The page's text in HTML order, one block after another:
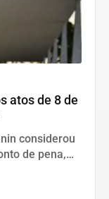
atos de 8 de
considerou
de pena,